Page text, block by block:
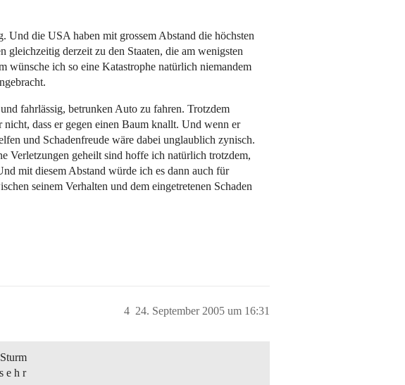
Und die USA haben mit grossem Abstand die höchsten
derzeit zu den Staaten, die am wenigsten
wünsche ich so eine Katastrophe natürlich niemandem
fahrlässig, betrunken Auto zu fahren. Trotzdem
dass er gegen einen Baum knallt. Und wenn er
und Schadenfreude wäre dabei unglaublich zynisch.
Verletzungen geheilt sind hoffe ich natürlich trotzdem,
mit diesem Abstand würde ich es dann auch für
seinem Verhalten und dem eingetretenen Schaden
24. September 2005 um 16:31
4
e h r